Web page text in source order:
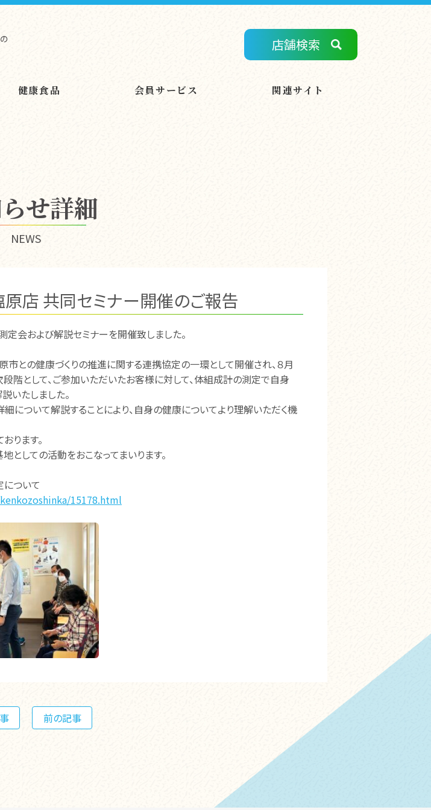
店舗検索
健康食品 会員サービス 関連サイト
せ詳細
NEWS
原店 共同セミナー開催のご報告
会および解説セミナーを開催致しました。
との健康づくりの推進に関する連携協定の一環として開催され、８月
階として、ご参加いただいたお客様に対して、体組成計の測定で自身
いたしました。
について解説することにより、自身の健康についてより理解いただく機
ります。
しての活動をおこなってまいります。
ついて
15178.html
前の記事